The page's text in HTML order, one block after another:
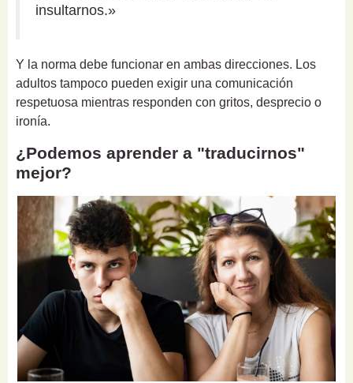
insultarnos.»
Y la norma debe funcionar en ambas direcciones. Los
adultos tampoco pueden exigir una comunicación
respetuosa mientras responden con gritos, desprecio o
ironía.
¿Podemos aprender a "traducirnos"
mejor?